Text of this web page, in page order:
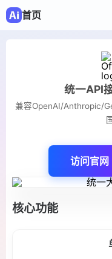
首页
统一API
兼容OpenAI/Anthropic/
访问官网
核心功能